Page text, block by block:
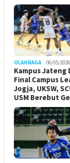
OLAHRAGA 06/05/2026
Kampus Jateng
Final Campus
Jogja, UKSW,
USM Berebut